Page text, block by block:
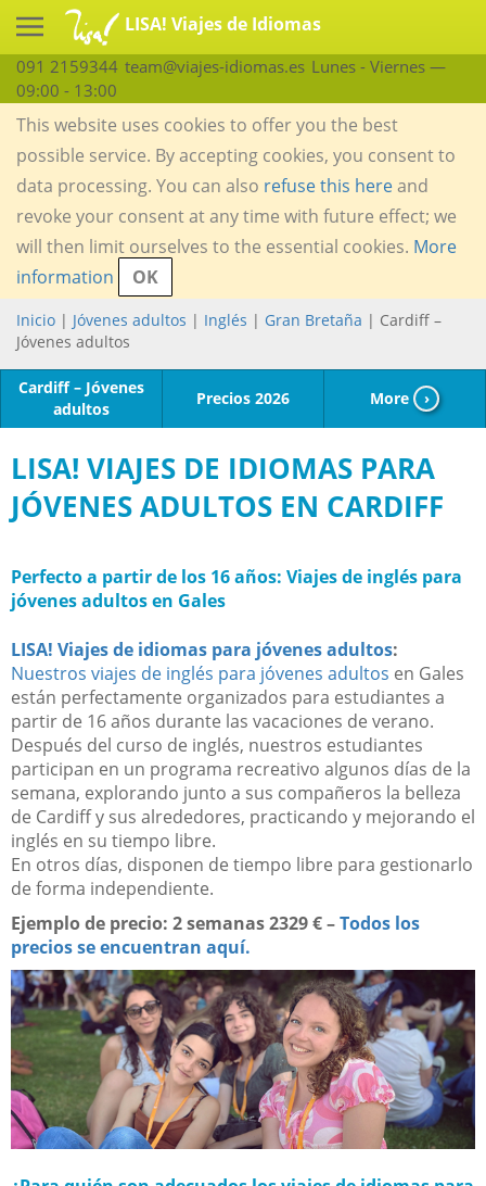
LISA! Viajes de Idiomas
091 2159344 team@viajes-idiomas.es Lunes - Viernes —
09:00 - 13:00
This website uses cookies to offer you the best
possible service. By accepting cookies, you consent to
data processing. You can also refuse this hereand
revoke your consent at any time with future effect; we
will then limit ourselves to the essential cookies. More
information
OK
Inicio | Jóvenes adultos | Inglés | Gran Bretaña | Cardiff –
Jóvenes adultos
Cardiff – Jóvenes
adultos
Precios 2026 More ›
LISA! VIAJES DE IDIOMAS PARA
JÓVENES ADULTOS EN CARDIFF
Perfecto a partir de los 16 años: Viajes de inglés para
jóvenes adultos en Gales
LISA! Viajes de idiomas para jóvenes adultos:
Nuestros viajes de inglés para jóvenes adultos en Gales
están perfectamente organizados para estudiantes a
partir de 16 años durante las vacaciones de verano.
Después del curso de inglés, nuestros estudiantes
participan en un programa recreativo algunos días de la
semana, explorando junto a sus compañeros la belleza
de Cardiff y sus alrededores, practicando y mejorando el
inglés en su tiempo libre.
En otros días, disponen de tiempo libre para gestionarlo
de forma independiente.
Ejemplo de precio: 2 semanas 2329 € –Todos los
precios se encuentran aquí.